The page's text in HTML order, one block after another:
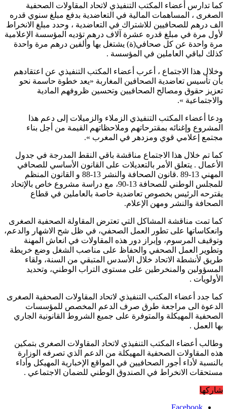
كما تدارس أعضاء المكتب التنفيذي لاتحاد المقاولات الصحفية
الصغرى ، المساهمات المالية في التعاضدية بدفع مبلغ سنوي قدره
الف درهم للصحافيين للاشتراك في التعاضدية ، وحدد مبلغ الانخراط
لأول مرة في مبلغ قدره عشرة آلاف درهم تؤديه المؤسسة الإعلامية
مرة واحدة عن كل صحافي(ة) يشتغل بها وألفين درهم مرة واحدة
كذلك لباقي العاملين في المؤسسة .
وخلال هذا الاجتماع ، أعرب أعضاء المكتب التنفيذي عن اعتقادهم
بأن تأسيس تعاضدية الصحافين المغاربة «يعد خطوة حاسمة نحو
تعزيز حقوق ومصالح الصحافيين وتحسين ظروفهم المادية
والاجتماعية ».
ودعا أعضاء المكتب التنفيذي الزملاء والزميلات إلى دعم هذا
المشروع وإغنائه بمقترحاتهم وملاحظاتهم القيمة من أجل بناء
مجتمع إعلامي قوي ومزدهر في المغرب ».
كما تم خلال هذا الاجتماع مناقشة باقي النقط المدرجة في جدول
الأعمال . يتعلق الأمر بالتعديلات على القانون الأساسي للصحافي
المهني 13-89 .قانون الصحافة والنشر 13-88 و القانون المنظم
للمجلس الوطني للصحافة 13-90، مع دراسة مشروع خاص بالإتحاد
يقترحه الرئيس بخصوص تعاضدية خاصة بالعاملين في قطاع
الصحافة والنشر ومهن الإعلام.
كما تمت مناقشة المشاكل التي تعترض المقاولة الصحفية الصغرى
وانعكاساتها على تطور العمل الصحفي، في ظل شح الاشهار والدعم،
وتوقيف المرسوم، وإبراز دور هذه المقاولات في انعاش المهنة
وتطوير العمل الصحفي والحفاظ على مناصب الشغل وضع خريطة
طريق لأنشطة الاتحاد خلال الأسدس المتبقي من السنة، ولقاء
المسؤولين والمنخرطين على مستوى التراب الوطني، وتحديد
الأولويات .
كما جدد أعضاء المكتب التنفيذي لاتحاد المقاولات الصحفية الصغرى
الدعوة الى مراجعة طرق صرف الدعم المخصص للمؤسسات
الصحفية المهيكلة والمتوفرة على جميع الشروط القانونية الجاري
بها العمل .
وطالب أعضاء المكتب التنفيذي لاتحاد المقاولات الصغرى بتمكين
هذه المقاولات الصحفية المهيكلة من الدعم الذي تصرفه الوزارة
بالنسبة لأداء أجور الصحافيين في المواقع الإخبارية المهيكل وأداء
مستحقات الانخراط في الصندوق الوطني للضمان الاجتماعي .
شاركها
Facebook